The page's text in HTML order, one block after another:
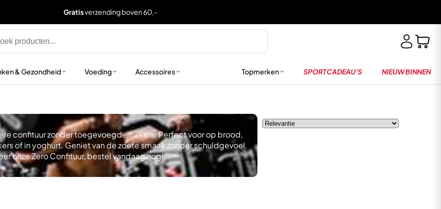
Gratisverzending boven 60,-
& Gezondheid Voeding Accessoires Topmerken SPORTCADEAU'S NIEUW BINNEN
confituur zonder toegevoegde suikers. Perfect voor op brood,
of in yoghurt. Geniet van de zoete smaak zonder schuldgevoel.
onze Zero Confituur, bestel vandaag nog!